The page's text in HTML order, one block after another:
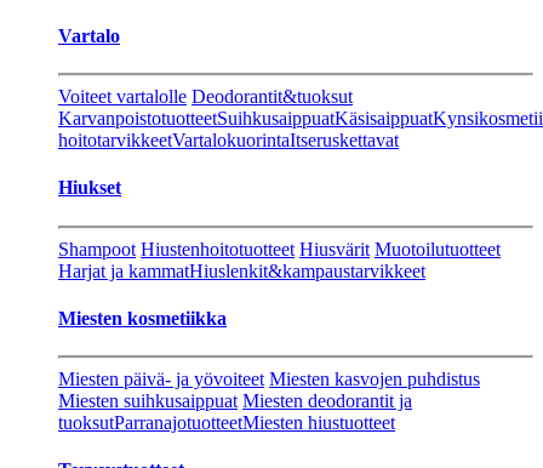
Vartalo
Voiteet vartalolle Deodorantit&tuoksut
KarvanpoistotuotteetSuihkusaippuatKäsisaippuat
hoitotarvikkeetVartalokuorintaItseruskettavat
Hiukset
Shampoot Hiustenhoitotuotteet Hiusvärit Muotoilutuotteet
Harjat ja kammatHiuslenkit&kampaustarvikkeet
Miesten kosmetiikka
Miesten päivä- ja yövoiteet Miesten kasvojen puhdistus
Miesten suihkusaippuat Miesten deodorantit ja
tuoksutParranajotuotteetMiesten hiustuotteet